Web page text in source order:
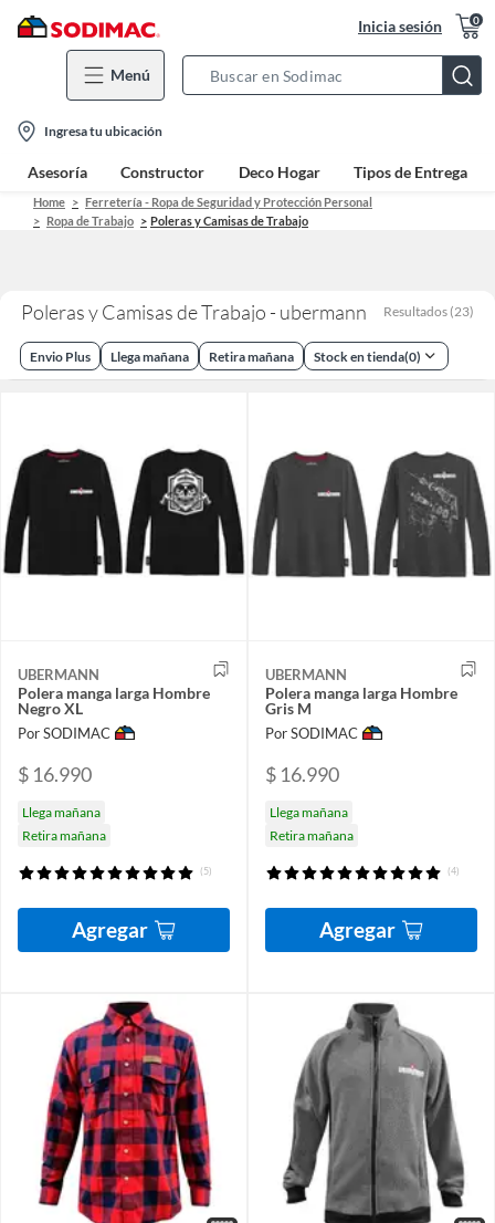
Inicia sesión 0
Menú
Bar
location-
icon
Ingresa tu ubicación
Asesoría Constructor Deco Hogar Tipos de Entrega
Home
Ferretería - Ropa de Seguridad y Protección Personal
Ropa de Trabajo
Poleras y Camisas de Trabajo
Poleras y Camisas de Trabajo - ubermann Resultados (23)
Envio Plus Llega mañana Retira mañana Stock en tienda(0)
UBERMANN
Polera manga larga Hombre
Negro XL
Por SODIMAC
$ 16.990
Llega mañana
Retira mañana
(5)
Agregar
UBERMANN
Polera manga larga Hombre
Gris M
Por SODIMAC
$ 16.990
Llega mañana
Retira mañana
(4)
Agregar